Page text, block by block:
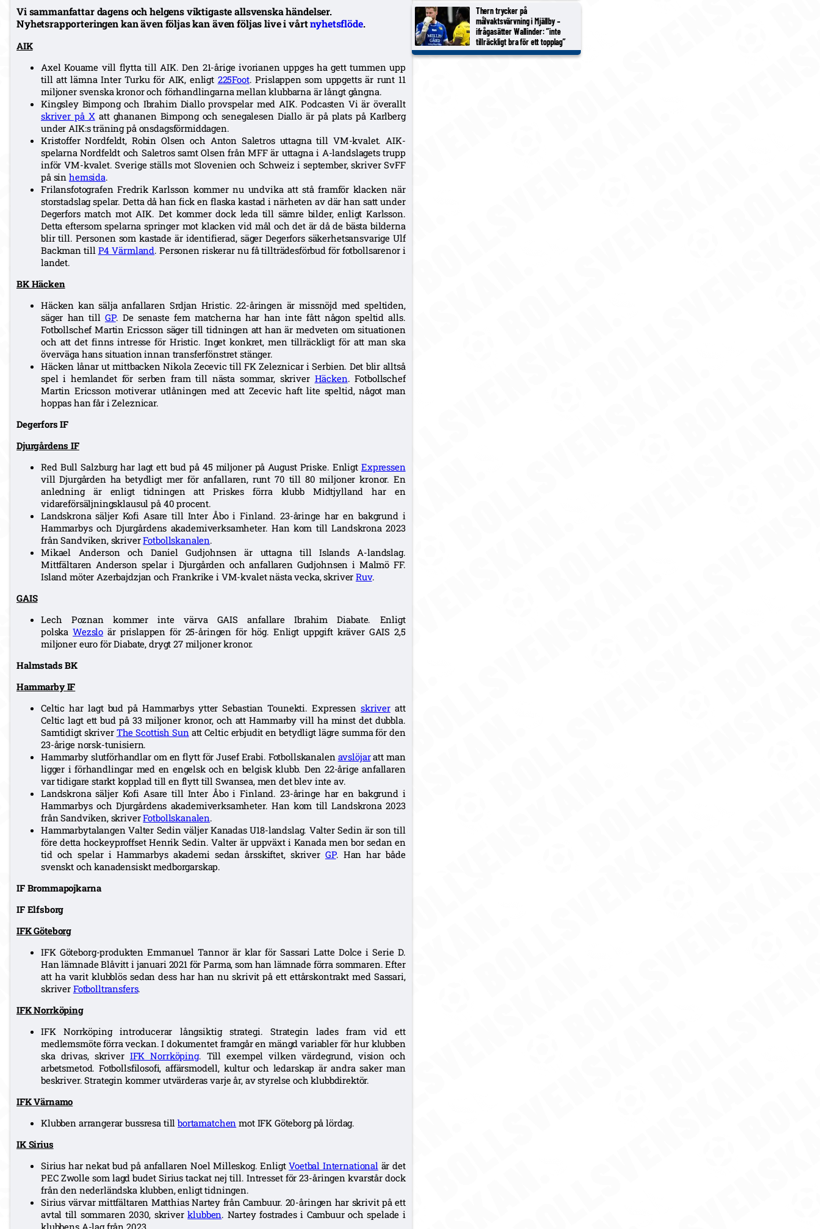
Vi sammanfattar dagens och helgens viktigaste allsvenska händelser.
Nyhetsrapporteringen kan även följas kan även följas live i vårtnyhetsflöde.
AIK
Axel Kouame vill flytta till AIK. Den 21-årige ivorianen uppges ha gett tummen upp
till att lämna Inter Turku för AIK, enligt 225Foot. Prislappen som uppgetts är runt 11
miljoner svenska kronor och förhandlingarna mellan klubbarna är långt gångna.
Kingsley Bimpong och Ibrahim Diallo provspelar med AIK. Podcasten Vi är överallt
skriver på Xatt ghananen Bimpong och senegalesen Diallo är på plats på Karlberg
under AIK:s träning på onsdagsförmiddagen.
Kristoffer Nordfeldt, Robin Olsen och Anton Saletros uttagna till VM-kvalet. AIK-
spelarna Nordfeldt och Saletros samt Olsen från MFF är uttagna i A-landslagets trupp
inför VM-kvalet. Sverige ställs mot Slovenien och Schweiz i september, skriver SvFF
på sin hemsida.
Frilansfotografen Fredrik Karlsson kommer nu undvika att stå framför klacken när
storstadslag spelar. Detta då han fick en flaska kastad i närheten av där han satt under
Degerfors match mot AIK. Det kommer dock leda till sämre bilder, enligt Karlsson.
Detta eftersom spelarna springer mot klacken vid mål och det är då de bästa bilderna
blir till. Personen som kastade är identifierad, säger Degerfors säkerhetsansvarige Ulf
Backman till P4 Värmland. Personen riskerar nu få tillträdesförbud för fotbollsarenor i
landet.
BK Häcken
Häcken kan sälja anfallaren Srdjan Hristic. 22-åringen är missnöjd med speltiden,
säger han till GP. De senaste fem matcherna har han inte fått någon speltid alls.
Fotbollschef Martin Ericsson säger till tidningen att han är medveten om situationen
och att det finns intresse för Hristic. Inget konkret, men tillräckligt för att man ska
överväga hans situation innan transferfönstret stänger.
Häcken lånar ut mittbacken Nikola Zecevic till FK Zeleznicar i Serbien. Det blir alltså
spel i hemlandet för serben fram till nästa sommar, skriver Häcken. Fotbollschef
Martin Ericsson motiverar utlåningen med att Zecevic haft lite speltid, något man
hoppas han får i Zeleznicar.
Degerfors IF
Djurgårdens IF
Red Bull Salzburg har lagt ett bud på 45 miljoner på August Priske. Enligt Expressen
vill Djurgården ha betydligt mer för anfallaren, runt 70 till 80 miljoner kronor. En
anledning är enligt tidningen att Priskes förra klubb Midtjylland har en
vidareförsäljningsklausul på 40 procent.
Landskrona säljer Kofi Asare till Inter Åbo i Finland. 23-åringe har en bakgrund i
Hammarbys och Djurgårdens akademiverksamheter. Han kom till Landskrona 2023
från Sandviken, skriverFotbollskanalen.
Mikael Anderson och Daniel Gudjohnsen är uttagna till Islands A-landslag.
Mittfältaren Anderson spelar i Djurgården och anfallaren Gudjohnsen i Malmö FF.
Island möter Azerbajdzjan och Frankrike i VM-kvalet nästa vecka, skriverRuv.
GAIS
Lech Poznan kommer inte värva GAIS anfallare Ibrahim Diabate. Enligt
polskaWezslo är prislappen för 25-åringen för hög. Enligt uppgift kräver GAIS 2,5
miljoner euro för Diabate, drygt 27 miljoner kronor.
Halmstads BK
Hammarby IF
Celtic har lagt bud på Hammarbys ytter Sebastian Tounekti. Expressen skriveratt
Celtic lagt ett bud på 33 miljoner kronor, och att Hammarby vill ha minst det dubbla.
Samtidigt skriver The Scottish Sun att Celtic erbjudit en betydligt lägre summa för den
23-årige norsk-tunisiern.
Hammarby slutförhandlar om en flytt för Jusef Erabi. Fotbollskanalen avslöjaratt man
ligger i förhandlingar med en engelsk och en belgisk klubb. Den 22-årige anfallaren
var tidigare starkt kopplad till en flytt till Swansea, men det blev inte av.
Landskrona säljer Kofi Asare till Inter Åbo i Finland. 23-åringe har en bakgrund i
Hammarbys och Djurgårdens akademiverksamheter. Han kom till Landskrona 2023
från Sandviken, skriverFotbollskanalen.
Hammarbytalangen Valter Sedin väljer Kanadas U18-landslag. Valter Sedin är son till
före detta hockeyproffset Henrik Sedin. Valter är uppväxt i Kanada men bor sedan en
tid och spelar i Hammarbys akademi sedan årsskiftet, skriver GP. Han har både
svenskt och kanadensiskt medborgarskap.
IF Brommapojkarna
IF Elfsborg
IFK Göteborg
IFK Göteborg-produkten Emmanuel Tannor är klar för Sassari Latte Dolce i Serie D.
Han lämnade Blåvitt i januari 2021 för Parma, som han lämnade förra sommaren. Efter
att ha varit klubblös sedan dess har han nu skrivit på ett ettårskontrakt med Sassari,
skriver Fotbolltransfers.
IFK Norrköping
IFK Norrköping introducerar långsiktig strategi. Strategin lades fram vid ett
medlemsmöte förra veckan. I dokumentet framgår en mängd variabler för hur klubben
ska drivas, skriver IFK Norrköping. Till exempel vilken värdegrund, vision och
arbetsmetod. Fotbollsfilosofi, affärsmodell, kultur och ledarskap är andra saker man
beskriver. Strategin kommer utvärderas varje år, av styrelse och klubbdirektör.
IFK Värnamo
Klubben arrangerar bussresa tillbortamatchen mot IFK Göteborg på lördag.
IK Sirius
Sirius har nekat bud på anfallaren Noel Milleskog. EnligtVoetbal International är det
PEC Zwolle som lagd budet Sirius tackat nej till. Intresset för 23-åringen kvarstår dock
från den nederländska klubben, enligt tidningen.
Sirius värvar mittfältaren Matthias Nartey från Cambuur. 20-åringen har skrivit på ett
avtal till sommaren 2030, skriverklubben. Nartey fostrades i Cambuur och spelade i
klubbens A-lag från 2023.
Thern trycker på
målvaktsvärvning i Mjällby –
ifrågasätter Wallinder: ”inte
tillräckligt bra för ett topplag”